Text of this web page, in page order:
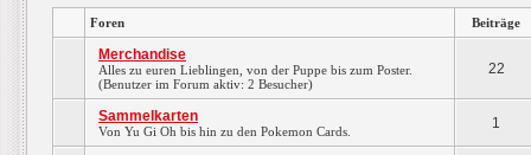
Foren Beiträge
Merchandise
Alles zu euren Lieblingen, von der Puppe bis zum Poster.
(Benutzer im Forum aktiv: 2 Besucher)
22
Sammelkarten
Von Yu Gi Oh bis hin zu den Pokemon Cards. 1